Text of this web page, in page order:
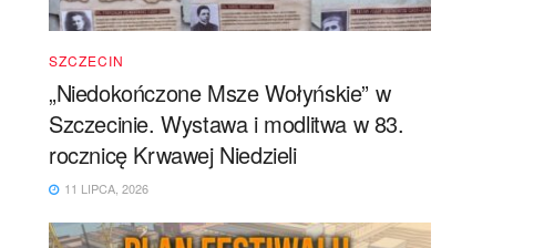
SZCZECIN
„Niedokończone Msze Wołyńskie” w
Szczecinie. Wystawa i modlitwa w 83.
rocznicę Krwawej Niedzieli
11 LIPCA, 2026